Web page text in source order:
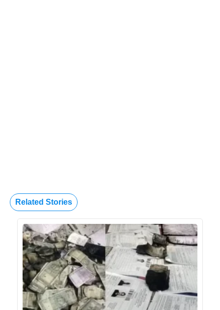
Related Stories